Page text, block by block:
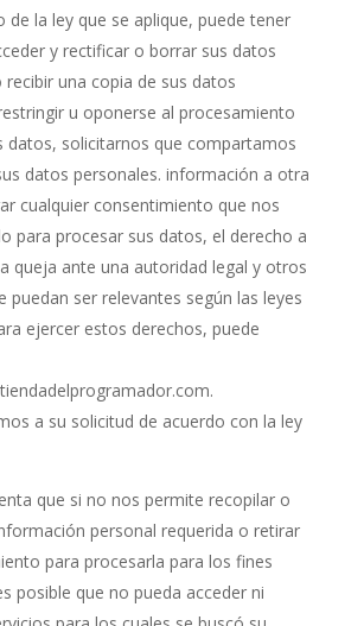
de la ley que se aplique, puede tener
y rectificar o borrar sus datos
recibir una copia de sus datos
u oponerse al procesamiento
datos, solicitarnos que compartamos
datos personales. información a otra
cualquier consentimiento que nos
para procesar sus datos, el derecho a
queja ante una autoridad legal y otros
puedan ser relevantes según las leyes
ejercer estos derechos, puede
a su solicitud de acuerdo con la ley
que si no nos permite recopilar o
personal requerida o retirar
para procesarla para los fines
posible que no pueda acceder ni